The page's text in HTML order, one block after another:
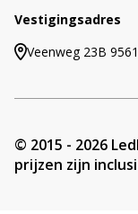
Vestigingsadres
Veenweg 23B
© 2015 - 2026
prijzen zijn